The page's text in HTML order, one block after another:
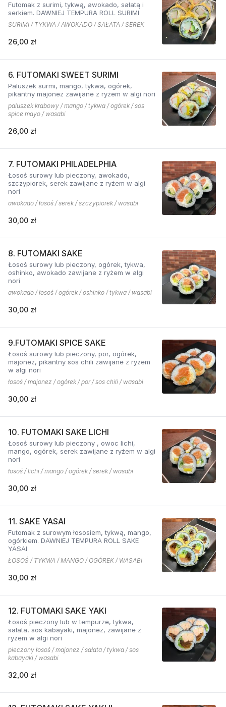
Futomak z surimi, tykwą, awokado, sałatą i
serkiem. DAWNIEJ TEMPURA ROLL SURIMI
SURIMI / TYKWA / AWOKADO / SAŁATA / SEREK
26,00 zł
6. FUTOMAKI SWEET SURIMI
Paluszek surmi, mango, tykwa, ogórek,
pikantny majonez zawijane z ryżem w algi nori
paluszek krabowy / mango / tykwa / ogórek / sos
spice mayo / wasabi
26,00 zł
7. FUTOMAKI PHILADELPHIA
Łosoś surowy lub pieczony, awokado,
szczypiorek, serek zawijane z ryżem w algi
nori
awokado / łosoś / serek / szczypiorek / wasabi
30,00 zł
8. FUTOMAKI SAKE
Łosoś surowy lub pieczony, ogórek, tykwa,
oshinko, awokado zawijane z ryżem w algi
nori
awokado / łosoś / ogórek / oshinko / tykwa / wasabi
30,00 zł
9.FUTOMAKI SPICE SAKE
Łosoś surowy lub pieczony, por, ogórek,
majonez, pikantny sos chili zawijane z ryżem
w algi nori
łosoś / majonez / ogórek / por / sos chili / wasabi
30,00 zł
10. FUTOMAKI SAKE LICHI
Łosoś surowy lub pieczony , owoc lichi,
mango, ogórek, serek zawijane z ryżem w algi
nori
łosoś / lichi / mango / ogórek / serek / wasabi
30,00 zł
11. SAKE YASAI
Futomak z surowym łososiem, tykwą, mango,
ogórkiem. DAWNIEJ TEMPURA ROLL SAKE
YASAI
ŁOSOŚ / TYKWA / MANGO / OGÓREK / WASABI
30,00 zł
12. FUTOMAKI SAKE YAKI
Łosoś pieczony lub w tempurze, tykwa,
sałata, sos kabayaki, majonez, zawijane z
ryżem w algi nori
pieczony łosoś / majonez / sałata / tykwa / sos
kabayaki / wasabi
32,00 zł